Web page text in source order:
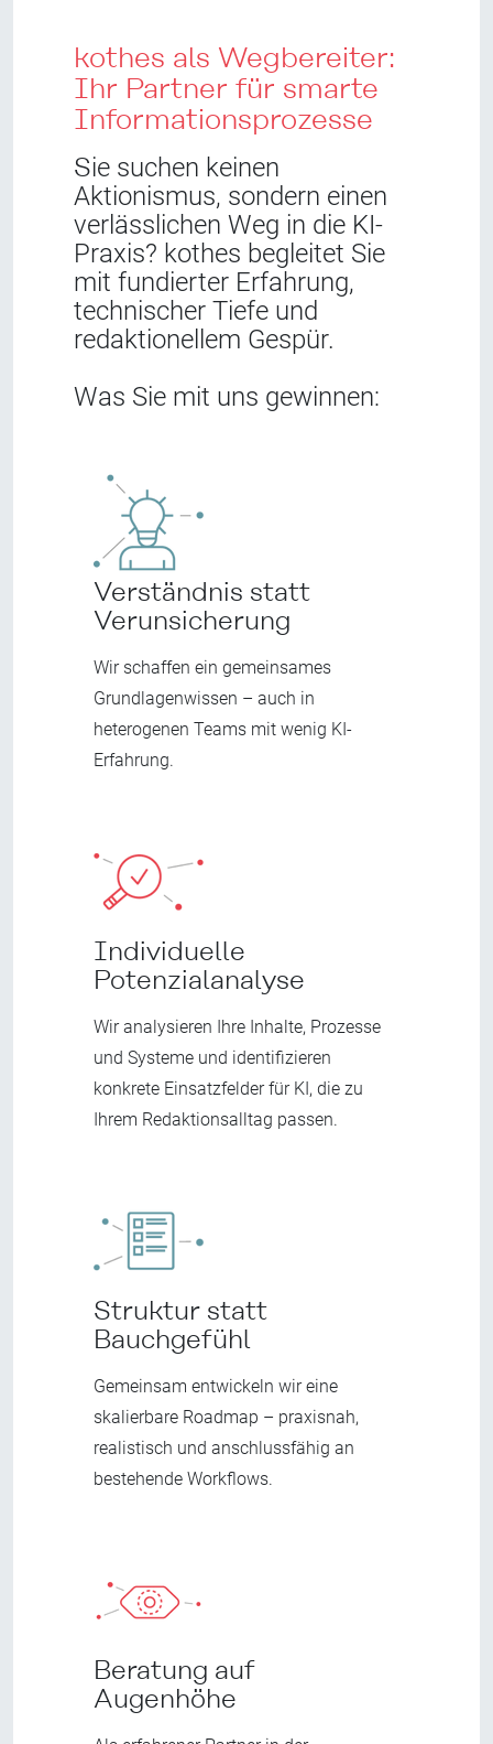
kothes als Wegbereiter:
Ihr Partner für smarte
Informationsprozesse
Sie suchen keinen
Aktionismus, sondern einen
verlässlichen Weg in die KI-
Praxis? kothes begleitet Sie
mit fundierter Erfahrung,
technischer Tiefe und
redaktionellem Gespür.
Was Sie mit uns gewinnen:
Verständnis statt
Verunsicherung
Wir schaffen ein gemeinsames
Grundlagenwissen – auch in
heterogenen Teams mit wenig KI-
Erfahrung.
Individuelle
Potenzialanalyse
Wir analysieren Ihre Inhalte, Prozesse
und Systeme und identifizieren
konkrete Einsatzfelder für KI, die zu
Ihrem Redaktionsalltag passen.
Struktur statt
Bauchgefühl
Gemeinsam entwickeln wir eine
skalierbare Roadmap – praxisnah,
realistisch und anschlussfähig an
bestehende Workflows.
Beratung auf
Augenhöhe